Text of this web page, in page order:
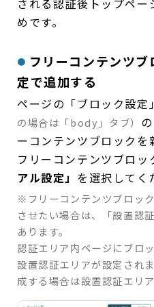
される認証後トップペ
めです。
フリーコンテンツ
定で追加する
ページの「ブロック設定
の場合は「body」タブ）
ーコンテンツブロックを
フリーコンテンツブロッ
アル設定」 を選択してく
※フリーコンテンツブロッ
させたい場合は、「設置認
あります。
認証エリア内ページにブロ
設置認証エリアが設定され
成する場合は設置認証エリ